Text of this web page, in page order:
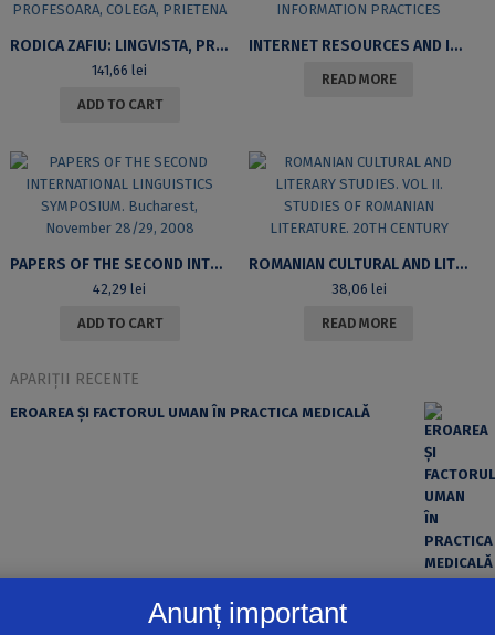
RODICA ZAFIU: LINGVISTA, PROFESOARA, COLEGA, PRIETENA
141,66 lei
ADD TO CART
INTERNET RESOURCES AND INFORMATION PRACTICES
READ MORE
PAPERS OF THE SECOND INTERNATIONAL LINGUISTICS SYMPOSIUM. BUCHAREST, NOVEMBER 28/29, 2008
42,29 lei
ADD TO CART
ROMANIAN CULTURAL AND LITERARY STUDIES. VOL II. STUDIES OF ROMANIAN LITERATURE. 20TH CENTURY
38,06 lei
READ MORE
APARIȚII RECENTE
EROAREA ȘI FACTORUL UMAN ÎN PRACTICA MEDICALĂ
REPRODUCEREA ȘI DEZVOLTAREA VERTEBRATELOR
Anunț important